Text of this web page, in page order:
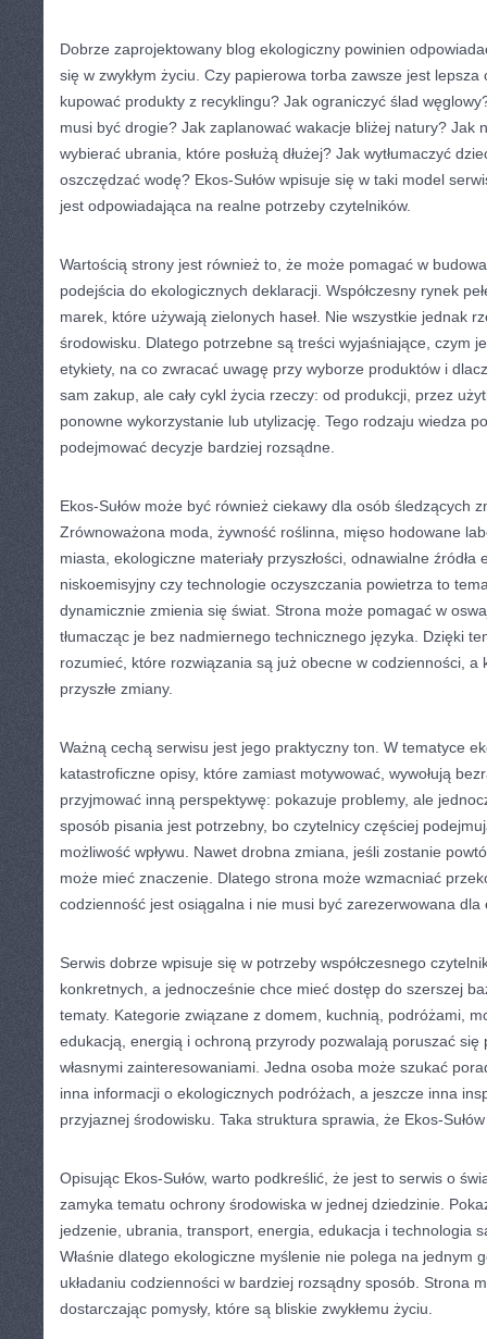
Dobrze zaprojektowany blog ekologiczny powinien
się w zwykłym życiu. Czy papierowa torba zawsze jest
kupować produkty z recyklingu? Jak ograniczyć ślad
musi być drogie? Jak zaplanować wakacje bliżej natury? Jak
wybierać ubrania, które posłużą dłużej? Jak wytłumaczyć
oszczędzać wodę? Ekos-Sułów wpisuje się w taki model
jest odpowiadająca na realne potrzeby czytelników.
Wartością strony jest również to, że może pomagać w
podejścia do ekologicznych deklaracji. Współczesny rynek
marek, które używają zielonych haseł. Nie wszystkie jednak
środowisku. Dlatego potrzebne są treści wyjaśniające, czym
etykiety, na co zwracać uwagę przy wyborze produktów i
sam zakup, ale cały cykl życia rzeczy: od produkcji, przez
ponowne wykorzystanie lub utylizację. Tego rodzaju wiedza
podejmować decyzje bardziej rozsądne.
Ekos-Sułów może być również ciekawy dla osób śledzących
Zrównoważona moda, żywność roślinna, mięso hodowane
miasta, ekologiczne materiały przyszłości, odnawialne źródła
niskoemisyjny czy technologie oczyszczania powietrza to
dynamicznie zmienia się świat. Strona może pomagać w
tłumacząc je bez nadmiernego technicznego języka. Dzięki
rozumieć, które rozwiązania są już obecne w codzienności, a
przyszłe zmiany.
Ważną cechą serwisu jest jego praktyczny ton. W tematyce
katastroficzne opisy, które zamiast motywować, wywołują
przyjmować inną perspektywę: pokazuje problemy, ale
sposób pisania jest potrzebny, bo czytelnicy częściej
możliwość wpływu. Nawet drobna zmiana, jeśli zostanie
może mieć znaczenie. Dlatego strona może wzmacniać
codzienność jest osiągalna i nie musi być zarezerwowana dla
Serwis dobrze wpisuje się w potrzeby współczesnego
konkretnych, a jednocześnie chce mieć dostęp do szerszej
tematy. Kategorie związane z domem, kuchnią, podróżami,
edukacją, energią i ochroną przyrody pozwalają poruszać się
własnymi zainteresowaniami. Jedna osoba może szukać
inna informacji o ekologicznych podróżach, a jeszcze inna
przyjaznej środowisku. Taka struktura sprawia, że Ekos-
Opisując Ekos-Sułów, warto podkreślić, że jest to serwis o
zamyka tematu ochrony środowiska w jednej dziedzinie.
jedzenie, ubrania, transport, energia, edukacja i technologia
Właśnie dlatego ekologiczne myślenie nie polega na jednym
układaniu codzienności w bardziej rozsądny sposób. Strona
dostarczając pomysły, które są bliskie zwykłemu życiu.